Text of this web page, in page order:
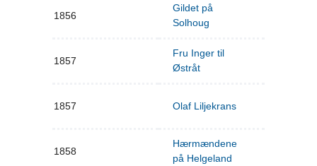
1856
Gildet på
Solhoug
1857
Fru Inger til
Østråt
1857 Olaf Liljekrans
1858
Hærmændene
på Helgeland